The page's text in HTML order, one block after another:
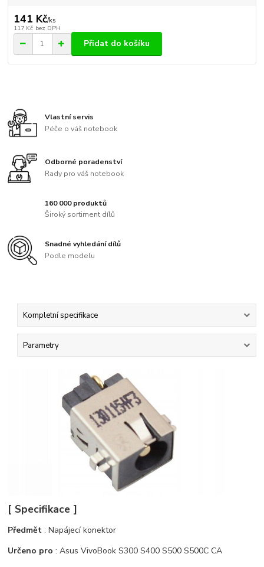
141 Kč/ks
117 Kč bez DPH
Přidat do košíku
Vlastní servis
Péče o váš notebook
Odborné poradenství
Rady pro váš notebook
160 000 produktů
Široký sortiment dílů
Snadné vyhledání dílů
Podle modelu
Kompletní specifikace
Parametry
[ Specifikace ]
Předmět : Napájecí konektor
Určeno pro : Asus VivoBook S300 S400 S500 S500C CA